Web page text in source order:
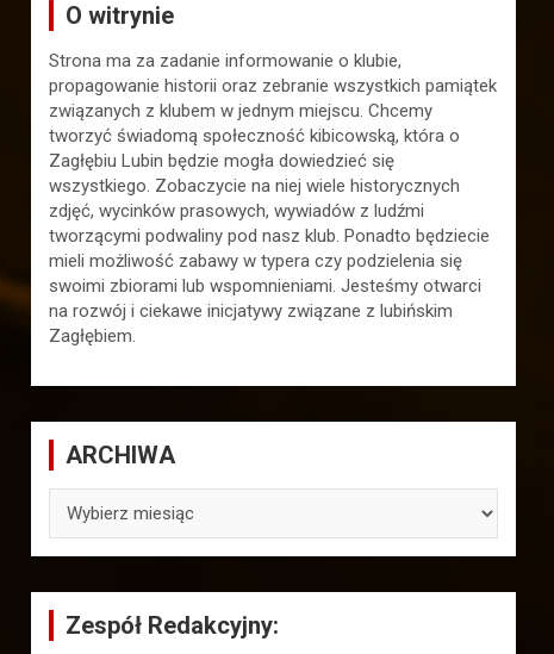
O witrynie
Strona ma za zadanie informowanie o klubie,
propagowanie historii oraz zebranie wszystkich pamiątek
związanych z klubem w jednym miejscu. Chcemy
tworzyć świadomą społeczność kibicowską, która o
Zagłębiu Lubin będzie mogła dowiedzieć się
wszystkiego. Zobaczycie na niej wiele historycznych
zdjęć, wycinków prasowych, wywiadów z ludźmi
tworzącymi podwaliny pod nasz klub. Ponadto będziecie
mieli możliwość zabawy w typera czy podzielenia się
swoimi zbiorami lub wspomnieniami. Jesteśmy otwarci
na rozwój i ciekawe inicjatywy związane z lubińskim
Zagłębiem.
ARCHIWA
Zespół Redakcyjny: